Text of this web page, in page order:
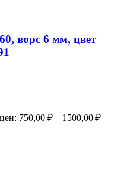
ворс 6 мм, цвет
750,00 ₽ – 1500,00 ₽